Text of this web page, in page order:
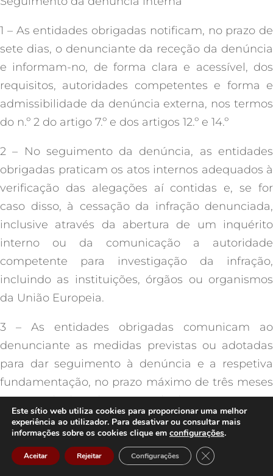
1 – As entidades obrigadas notificam, no prazo de
sete dias, o denunciante da receção da denúncia
e informam-no, de forma clara e acessível, dos
requisitos, autoridades competentes e forma e
admissibilidade da denúncia externa, nos termos
do n.º 2 do artigo 7.º e dos artigos 12.º e 14.º
2 – No seguimento da denúncia, as entidades
obrigadas praticam os atos internos adequados à
verificação das alegações aí contidas e, se for
caso disso, à cessação da infração denunciada,
inclusive através da abertura de um inquérito
interno ou da comunicação a autoridade
competente para investigação da infração,
incluindo as instituições, órgãos ou organismos
da União Europeia.
3 – As entidades obrigadas comunicam ao
denunciante as medidas previstas ou adotadas
para dar seguimento à denúncia e a respetiva
fundamentação, no prazo máximo de três meses
a contar da data da receção da denúncia.
4 – O denunciante pode requerer, a qualquer
momento, que as entidades obrigadas lhe
comuniquem o resultado da análise efetuada à
Este sítio web utiliza cookies para proporcionar uma melhor
experiência ao utilizador. Para desativar ou consultar mais
informações sobre os cookies clique em configurações.
Aceitar Rejeitar Configurações Close GDPR